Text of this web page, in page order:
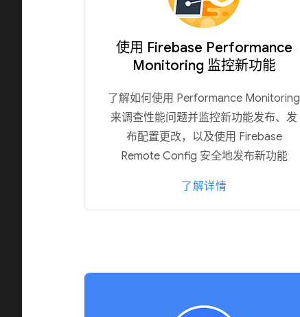
使用 Firebase Performance
Monitoring 监控新功能
了解如何使用 Performance Monitoring
来调查性能问题并监控新功能发布、发
布配置更改，以及使用 Firebase
Remote Config 安全地发布新功能
了解详情